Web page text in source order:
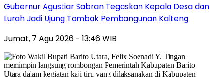
Gubernur Agustiar Sabran Tegaskan Kepala Desa dan
Lurah Jadi Ujung Tombak Pembangunan Kalteng
Jumat, 7 Agu 2026 - 13:46 WIB